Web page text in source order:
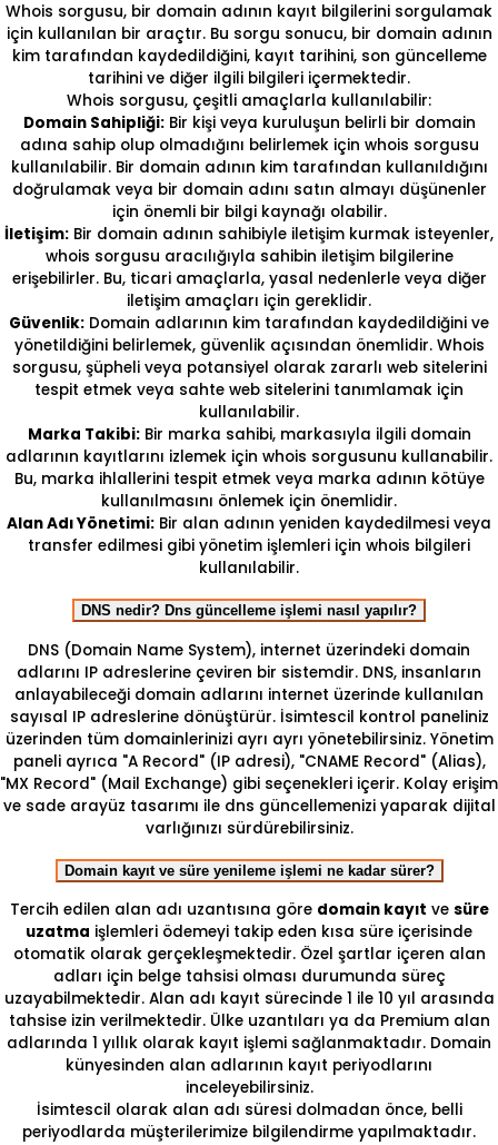
Whois sorgusu, bir domain adının kayıt bilgilerini sorgulamak
için kullanılan bir araçtır. Bu sorgu sonucu, bir domain adının
kim tarafından kaydedildiğini, kayıt tarihini, son güncelleme
tarihini ve diğer ilgili bilgileri içermektedir.
Whois sorgusu, çeşitli amaçlarla kullanılabilir:
Domain Sahipliği:Bir kişi veya kuruluşun belirli bir domain
adına sahip olup olmadığını belirlemek için whois sorgusu
kullanılabilir. Bir domain adının kim tarafından kullanıldığını
doğrulamak veya bir domain adını satın almayı düşünenler
için önemli bir bilgi kaynağı olabilir.
İletişim: Bir domain adının sahibiyle iletişim kurmak isteyenler,
whois sorgusu aracılığıyla sahibin iletişim bilgilerine
erişebilirler. Bu, ticari amaçlarla, yasal nedenlerle veya diğer
iletişim amaçları için gereklidir.
Güvenlik: Domain adlarının kim tarafından kaydedildiğini ve
yönetildiğini belirlemek, güvenlik açısından önemlidir. Whois
sorgusu, şüpheli veya potansiyel olarak zararlı web sitelerini
tespit etmek veya sahte web sitelerini tanımlamak için
kullanılabilir.
Marka Takibi:Bir marka sahibi, markasıyla ilgili domain
adlarının kayıtlarını izlemek için whois sorgusunu kullanabilir.
Bu, marka ihlallerini tespit etmek veya marka adının kötüye
kullanılmasını önlemek için önemlidir.
Alan Adı Yönetimi: Bir alan adının yeniden kaydedilmesi veya
transfer edilmesi gibi yönetim işlemleri için whois bilgileri
kullanılabilir.
DNS nedir? Dns güncelleme işlemi nasıl yapılır?
DNS (Domain Name System), internet üzerindeki domain
adlarını IP adreslerine çeviren bir sistemdir. DNS, insanların
anlayabileceği domain adlarını internet üzerinde kullanılan
sayısal IP adreslerine dönüştürür. İsimtescil kontrol paneliniz
üzerinden tüm domainlerinizi ayrı ayrı yönetebilirsiniz. Yönetim
paneli ayrıca "A Record" (IP adresi), "CNAME Record" (Alias),
"MX Record" (Mail Exchange) gibi seçenekleri içerir. Kolay erişim
ve sade arayüz tasarımı ile dns güncellemenizi yaparak dijital
varlığınızı sürdürebilirsiniz.
Domain kayıt ve süre yenileme işlemi ne kadar sürer?
Tercih edilen alan adı uzantısına göre domain kayıt ve süre
uzatma işlemleri ödemeyi takip eden kısa süre içerisinde
otomatik olarak gerçekleşmektedir. Özel şartlar içeren alan
adları için belge tahsisi olması durumunda süreç
uzayabilmektedir. Alan adı kayıt sürecinde 1 ile 10 yıl arasında
tahsise izin verilmektedir. Ülke uzantıları ya da Premium alan
adlarında 1 yıllık olarak kayıt işlemi sağlanmaktadır. Domain
künyesinden alan adlarının kayıt periyodlarını
inceleyebilirsiniz.
İsimtescil olarak alan adı süresi dolmadan önce, belli
periyodlarda müşterilerimize bilgilendirme yapılmaktadır.